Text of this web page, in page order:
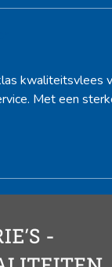
kwaliteitsvlees
Met een